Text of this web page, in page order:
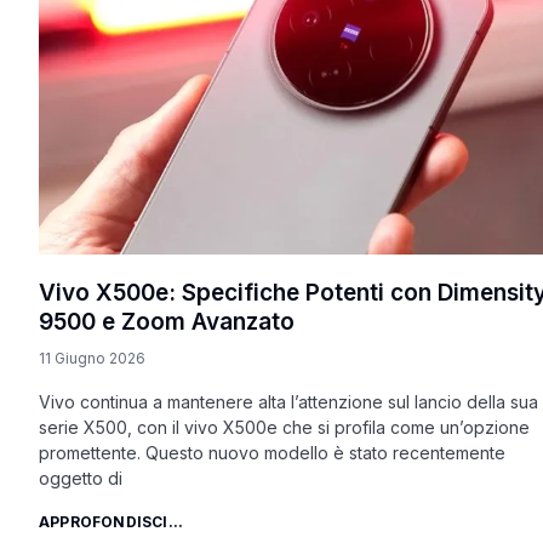
Vivo X500e: Specifiche Potenti con
9500 e Zoom Avanzato
11 Giugno 2026
Vivo continua a mantenere alta l’attenzione sul lancio della sua
serie X500, con il vivo X500e che si profila come un’opzione
promettente. Questo nuovo modello è stato recentemente
oggetto di
APPROFONDISCI...